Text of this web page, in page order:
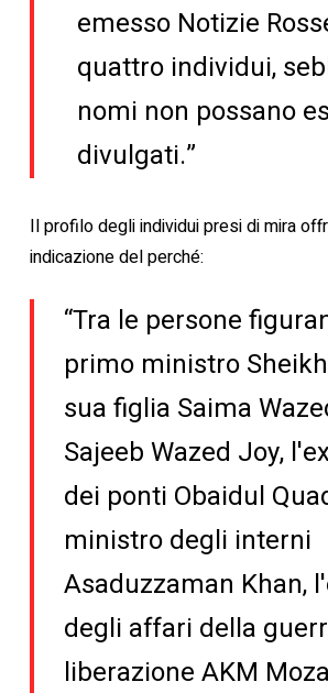
emesso Notizie
quattro individui,
nomi non possano
divulgati.”
Il profilo degli individui presi di mira
indicazione del perché:
“Tra le persone
primo ministro
sua figlia Saima
Sajeeb Wazed Joy,
dei ponti Obaidul
ministro degli interni
Asaduzzaman Khan,
degli affari della
liberazione AKM